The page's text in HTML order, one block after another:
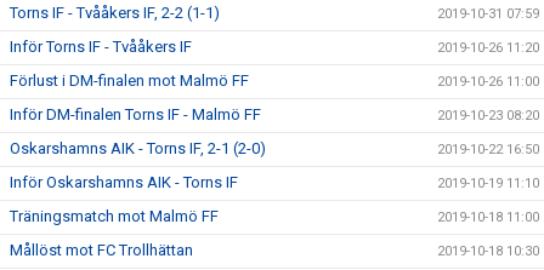
Torns IF - Tvååkers IF, 2-2 (1-1) 2019-10-31 07:59
Inför Torns IF - Tvååkers IF 2019-10-26 11:20
Förlust i DM-finalen mot Malmö FF 2019-10-26 11:00
Inför DM-finalen Torns IF - Malmö FF 2019-10-23 08:20
Oskarshamns AIK - Torns IF, 2-1 (2-0) 2019-10-22 16:50
Inför Oskarshamns AIK - Torns IF 2019-10-19 11:10
Träningsmatch mot Malmö FF 2019-10-18 11:00
Mållöst mot FC Trollhättan 2019-10-18 10:30